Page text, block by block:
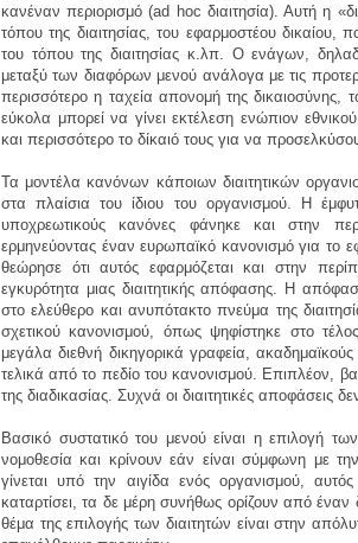
κανέναν περιορισμό (ad hoc διαιτησία). Αυτή η
τόπου της διαιτησίας, του εφαρμοστέου δικαίου,
του τόπου της διαιτησίας κ.λπ. Ο ενάγων,
μεταξύ των διαφόρων μενού ανάλογα με τις
περισσότερο η ταχεία απονομή της δικαιοσύνης,
εύκολα μπορεί να γίνει εκτέλεση ενώπιον
και περισσότερο το δίκαιό τους για να
Τα μοντέλα κανόνων κάποιων διαιτητικών
στα πλαίσια του ίδιου του οργανισμού. Η
υποχρεωτικούς κανόνες φάνηκε και στην
ερμηνεύοντας έναν ευρωπαϊκό κανονισμό για το
θεώρησε ότι αυτός εφαρμόζεται και στην
εγκυρότητα μιας διαιτητικής απόφασης. Η
στο ελεύθερο και ανυπότακτο πνεύμα της
σχετικού κανονισμού, όπως ψηφίστηκε στο
μεγάλα διεθνή δικηγορικά γραφεία, ακαδημαϊκούς
τελικά από το πεδίο του κανονισμού. Επιπλέον,
της διαδικασίας. Συχνά οι διαιτητικές αποφάσεις
Βασικό συστατικό του μενού είναι η επιλογή
νομοθεσία και κρίνουν εάν είναι σύμφωνη με
γίνεται υπό την αιγίδα ενός οργανισμού,
καταρτίσει, τα δε μέρη συνήθως ορίζουν από έναν
θέμα της επιλογής των διαιτητών είναι στην